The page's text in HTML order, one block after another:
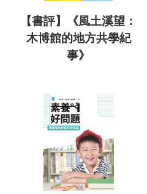
【書評】《風土溪望：
木博館的地方共學紀
事》